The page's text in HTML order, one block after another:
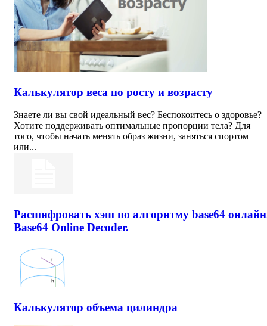
Калькулятор веса по росту и возрасту
Знаете ли вы свой идеальный вес? Беспокоитесь о здоровье?
Хотите поддерживать оптимальные пропорции тела? Для
того, чтобы начать менять образ жизни, заняться спортом
или...
Расшифровать хэш по алгоритму base64
Base64 Online Decoder.
Калькулятор объема цилиндра